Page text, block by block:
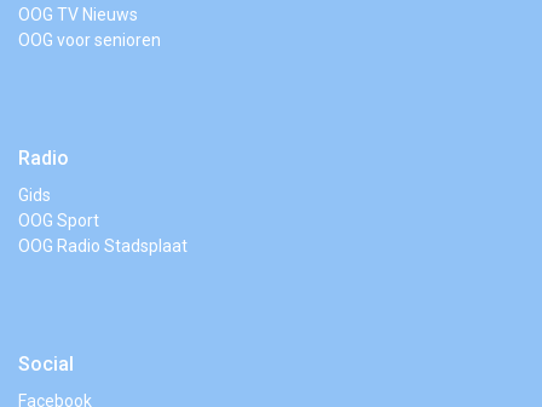
OOG TV Nieuws
OOG voor senioren
Radio
Gids
OOG Sport
OOG Radio Stadsplaat
Social
Facebook